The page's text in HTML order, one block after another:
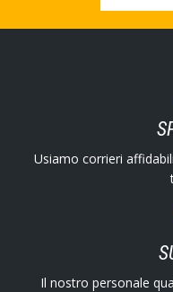
Usiamo corrieri
Il nostro personale